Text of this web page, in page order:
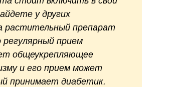
у других
растительный препарат
регулярный прием
общеукрепляющее
и его прием может
принимает диабетик.